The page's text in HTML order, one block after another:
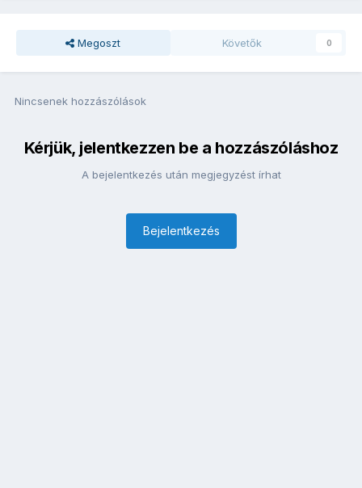
Megoszt Követők 0
Nincsenek hozzászólások
Kérjük, jelentkezzen be a hozzászóláshoz
A bejelentkezés után megjegyzést írhat
Bejelentkezés